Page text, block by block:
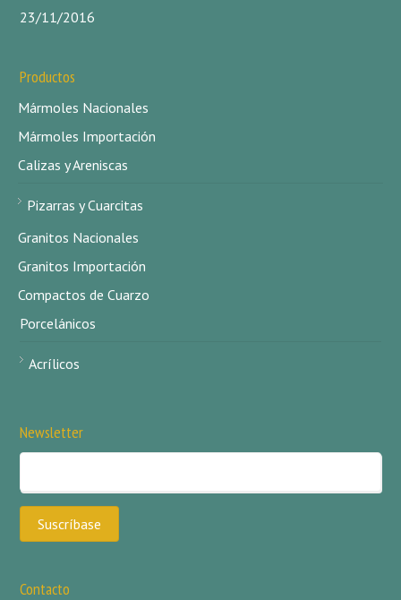
23/11/2016
Productos
Mármoles Nacionales
Mármoles Importación
Calizas y Areniscas
Pizarras y Cuarcitas
Granitos Nacionales
Granitos Importación
Compactos de Cuarzo
Porcelánicos
Acrílicos
Newsletter
Contacto